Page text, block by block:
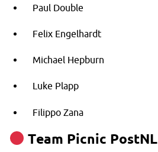
Paul Double
Felix Engelhardt
Michael Hepburn
Luke Plapp
Filippo Zana
Team Picnic PostNL